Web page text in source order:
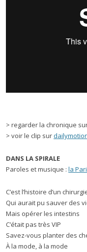
> regarder la chronique
> voir le clip sur
DANS LA SPIRALE
Paroles et musique : la
C’est l’histoire d’un
Qui aurait pu sauver des
Mais opérer les intestins
C’était pas très VIP
Savez-vous planter des
À la mode, à la mode